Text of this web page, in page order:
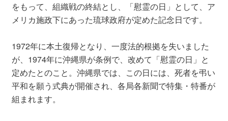
をもって、組織戦の終結とし、「慰霊の日」として、ア
メリカ施政下にあった琉球政府が定めた記念日です。
1972年に本土復帰となり、一度法的根拠を失いました
が、1974年に沖縄県が条例で、改めて「慰霊の日」と
定めたとのこと。沖縄県では、この日には、死者を弔い
平和を願う式典が開催され、各局各新聞で特集・特番が
組まれます。